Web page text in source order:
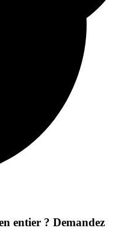
entier ? Demandez